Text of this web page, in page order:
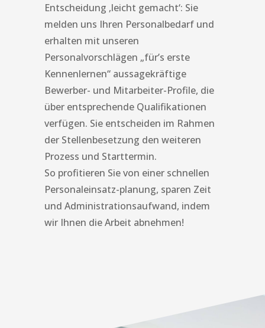
Entscheidung ‚leicht gemacht‘: Sie
melden uns Ihren Personalbedarf und
erhalten mit unseren
Personalvorschlägen „für’s erste
Kennenlernen“ aussagekräftige
Bewerber- und Mitarbeiter-Profile, die
über entsprechende Qualifikationen
verfügen. Sie entscheiden im Rahmen
der Stellenbesetzung den weiteren
Prozess und Starttermin.
So profitieren Sie von einer schnellen
Personaleinsatz-planung, sparen Zeit
und Administrationsaufwand, indem
wir Ihnen die Arbeit abnehmen!